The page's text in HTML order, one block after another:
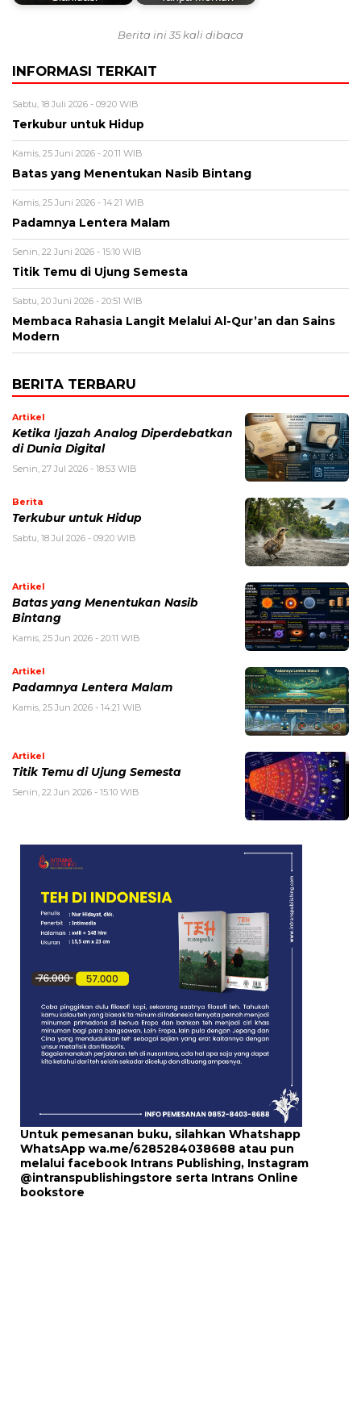
Berita ini 35 kali dibaca
INFORMASI TERKAIT
Sabtu, 18 Juli 2026 - 09:20 WIB
Terkubur untuk Hidup
Kamis, 25 Juni 2026 - 20:11 WIB
Batas yang Menentukan Nasib Bintang
Kamis, 25 Juni 2026 - 14:21 WIB
Padamnya Lentera Malam
Senin, 22 Juni 2026 - 15:10 WIB
Titik Temu di Ujung Semesta
Sabtu, 20 Juni 2026 - 20:51 WIB
Membaca Rahasia Langit Melalui Al-Qur’an dan Sains
Modern
BERITA TERBARU
Artikel
Ketika Ijazah Analog Diperdebatkan
di Dunia Digital
Senin, 27 Jul 2026 - 18:53 WIB
Berita
Terkubur untuk Hidup
Sabtu, 18 Jul 2026 - 09:20 WIB
Artikel
Batas yang Menentukan Nasib
Bintang
Kamis, 25 Jun 2026 - 20:11 WIB
Artikel
Padamnya Lentera Malam
Kamis, 25 Jun 2026 - 14:21 WIB
Artikel
Titik Temu di Ujung Semesta
Senin, 22 Jun 2026 - 15:10 WIB
Untuk pemesanan buku, silahkan Whatshapp
WhatsApp wa.me/6285284038688 atau pun
melalui facebook Intrans Publishing, Instagram
@intranspublishingstore serta Intrans Online
bookstore